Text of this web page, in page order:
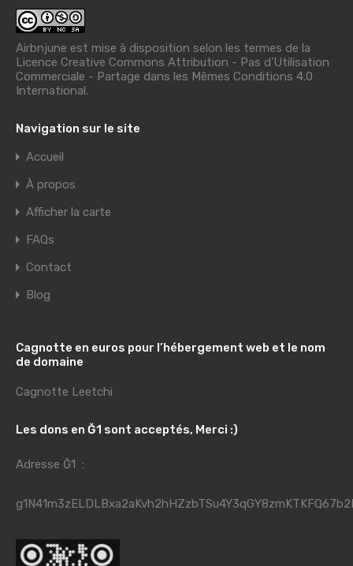
Airbnjune est mise à disposition selon les termes de la
Licence Creative Commons Attribution - Pas d’Utilisation
Commerciale - Partage dans les Mêmes Conditions 4.0
International.
Navigation sur le site
Accueil
À propos
Afficher la carte
FAQs
Contact
Blog
Cagnotte en euros pour l’hébergement web et le nom
de domaine
Cagnotte Leetchi
Les dons en Ğ1 sont acceptés, Merci :)
Adresse Ğ1 :